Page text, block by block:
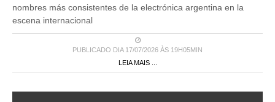
escena internacional
PUBLICADO DIA 17/07/2026 ÀS 19H05MIN
LEIA MAIS ...
« Primeira 4 5